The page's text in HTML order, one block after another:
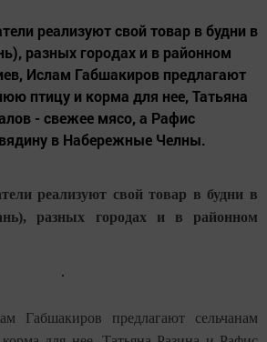
реализуют свой товар в будни в
разных городах и в районном
Ислам Габшакиров предлагают
птицу и корма для нее, Татьяна
- свежее мясо, а Рафис
в Набережные Челны.
реализуют свой товар в будни в
разных городах и в районном
Габшакиров предлагают сельчанам